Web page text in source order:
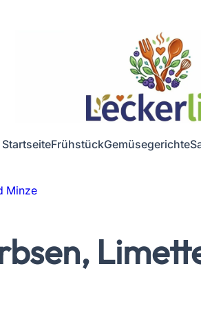
StartseiteFrühstückGemüsegerichte
Minze